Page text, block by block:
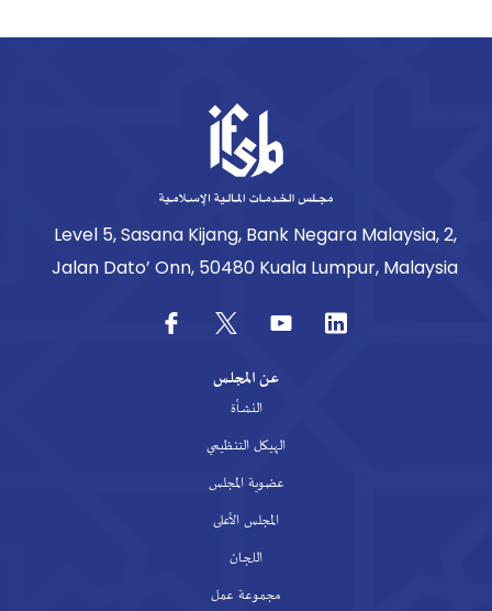
Level 5, Sasana Kijang, Bank Negara Malaysia, 2,
Jalan Dato’ Onn, 50480 Kuala Lumpur, Malaysia
عن المجلس
النشأة
الهيكل التنظيمي
عضوية المجلس
المجلس الأعلى
اللجان
مجموعة عمل